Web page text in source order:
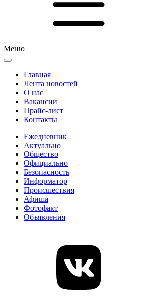
Меню
Главная
Лента новостей
О нас
Вакансии
Прайс-лист
Контакты
Ежедневник
Актуально
Общество
Официально
Безопасность
Информатор
Происшествия
Афиша
Фотофакт
Объявления